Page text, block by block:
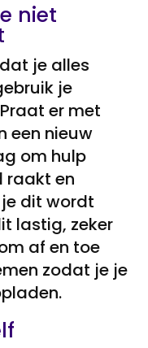
niet
je alles
je
er met
een nieuw
om hulp
raakt en
dit wordt
lastig, zeker
af en toe
zodat je je